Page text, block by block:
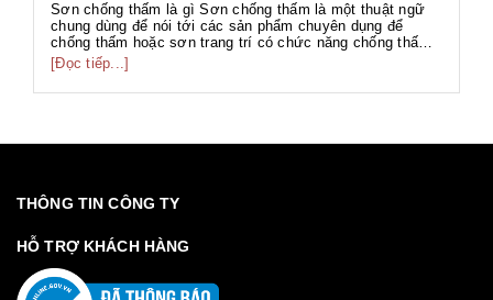
Sơn chống thấm là gì Sơn chống thấm là một thuật ngữ
chung dùng để nói tới các sản phẩm chuyên dụng để
chống thấm hoặc sơn trang trí có chức năng chống thấm.
Với thành phần đa dạng như gốc PU, gốc Acrylic, gốc Xi
măng... phục vụ nhiều hạng mục công trình với nhiều mục
đích khác nhau. Sơn chố...
[Đọc tiếp...]
THÔNG TIN CÔNG TY
HỖ TRỢ KHÁCH HÀNG